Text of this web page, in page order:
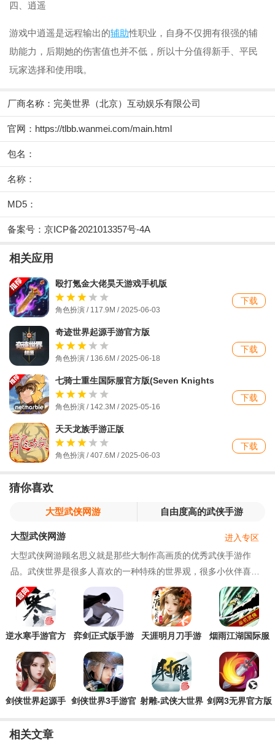
四、逍遥
游戏中逍遥是远程输出的辅助性职业，自身不仅拥有很强的辅
助能力，后期她的伤害值也并不低，所以十分值得新手、平民
玩家选择和使用哦。
厂商名称： 完美世界（北京）互动娱乐有限公司
官网： https://tlbb.wanmei.com/main.html
包名：
名称：
MD5：
备案号：京ICP备2021013357号-4A
相关应用
殴打氪金大佬昊天游戏手机版
角色扮演 / 117.9M / 2025-06-03
下载
奇迹世界起源手游官方版
角色扮演 / 136.6M / 2025-06-18
下载
七骑士重生国际服官方版(Seven Knights
Re:BIRTH)
角色扮演 / 142.3M / 2025-05-16
下载
天天龙族手游正版
角色扮演 / 407.6M / 2025-06-03
下载
猜你喜欢
大型武侠网游 自由度高的武侠手游
大型武侠网游
大型武侠网游顾名思义就是那些大制作高画质的优秀武侠手游作
品。武侠世界是很多人喜欢的一种特殊的世界观，很多小伙伴喜欢
浪漫无比的武侠世界，充满侠义的江湖也让大家感受到十足的人情
味，现在手游市场发展迅速，很多武侠相关的游戏也被制作出来，
很多小伙伴也是向往那些充满浪漫奇想的武侠世界，今天腾飞小编
带来了一些制作精良的大型武侠网游
进入专区
逆水寒手游官方
弈剑正式版手游
天涯明月刀手游
烟雨江湖国际服
剑侠世界起源手 剑侠世界3手游官 射雕-武侠大世界 剑网3无界官方版
相关文章